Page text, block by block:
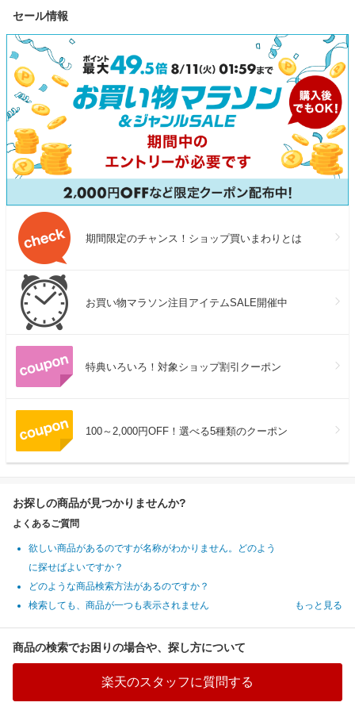
ル ユーライク 脱毛器 脱毛 サ
USHRモード 顔 ワキ ヒゲ 自
宅ケア 女性 男性
セール情報
期間限定のチャンス！ショップ買いまわりとは
お買い物マラソン注目アイテムSALE開催中
特典いろいろ！対象ショップ割引クーポン
100～2,000円OFF！選べる5種類のクーポン
お探しの商品が見つかりませんか?
よくあるご質問
欲しい商品があるのですが名称がわかりません。どのよう
に探せばよいですか？
どのような商品検索方法があるのですか？
検索しても、商品が一つも表示されません
もっと見る
商品の検索でお困りの場合や、探し方について
楽天のスタッフに質問する